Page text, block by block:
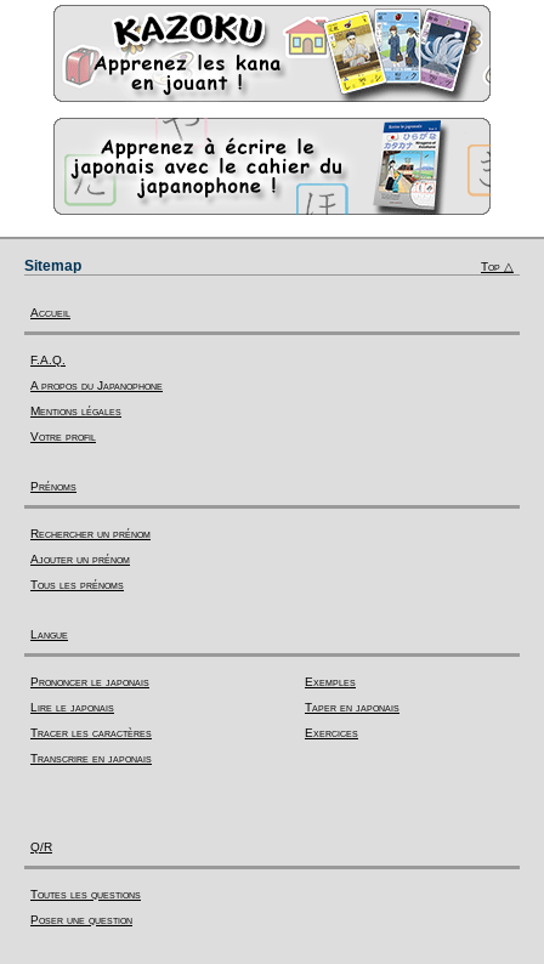
Sitemap Top △
Accueil
F.A.Q.
A propos du Japanophone
Mentions légales
Votre profil
Prénoms
Rechercher un prénom
Ajouter un prénom
Tous les prénoms
Langue
Prononcer le japonais
Lire le japonais
Tracer les caractères
Transcrire en japonais
Exemples
Taper en japonais
Exercices
Q/R
Toutes les questions
Poser une question